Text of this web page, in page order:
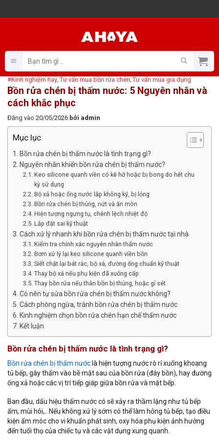
kiếm:
#Kinh nghiệm hay Tư vấn mua bồn rửa chén Tư vấn mua gia dụng
Bồn rửa chén bị thấm nước: 5 Nguyên nhân và
cách khắc phục
Đăng vào 20/05/2026 bởi admin
Mục lục
Bồn rửa chén bị thấm nước là tình trạng gì?
Nguyên nhân khiến bồn rửa chén bị thấm nước?
Keo silicone quanh viền có kẽ hở hoặc bị bong do hết chu
kỳ sử dụng
Bộ xả hoặc ống nước lắp không kỹ, bị lỏng
Bồn rửa chén bị thủng, nứt và ăn mòn
Hiện tượng ngưng tụ, chênh lệch nhiệt độ
Lắp đặt sai kỹ thuật
Cách xử lý nhanh khi bồn rửa chén bị thấm nước tại nhà
Kiểm tra chính xác nguyên nhân thấm nước
Bơm xử lý lại keo silicone quanh viền bồn
Siết chặt lại bát rác, bộ xả, đường ống chuẩn kỹ thuật
Thay bộ xả nếu phụ kiện đã xuống cấp
Thay bồn rửa nếu thân bồn bị thủng, hoặc gỉ sét
Có nên tự sửa bồn rửa chén bị thấm nước không?
Cách phòng ngừa, tránh bồn rửa chén bị thấm nước
Kinh nghiệm chọn bồn rửa chén hạn chế thấm nước
Kết luận
Bồn rửa chén bị thấm nước là tình trạng gì?
Bồn rửa chén bị thấm nước là hiện tượng nước rò rỉ xuống khoang
tủ bếp, gây thấm vào bề mặt sau của bồn rửa (đáy bồn), hay đường
ống xả hoặc các vị trí tiếp giáp giữa bồn rửa và mặt bếp.
Ban đầu, dấu hiệu thấm nước có sẽ xảy ra thầm lặng như tủ bếp
ẩm, mùi hôi,.. Nếu không xử lý sớm có thể làm hỏng tủ bếp, tạo điều
kiện ẩm móc cho vi khuẩn phát sinh, oxy hóa phụ kiện ảnh hưởng
đến tuổi thọ của chiếc tụ và các vật dụng xung quanh.